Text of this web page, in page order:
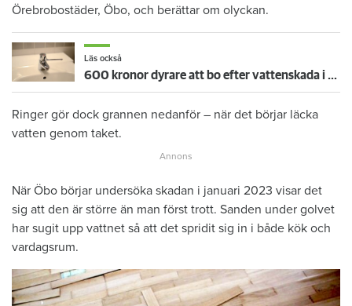
Örebrobostäder, Öbo, och berättar om olyckan.
Läs också
600 kronor dyrare att bo efter vattenskada i Varberg
Ringer gör dock grannen nedanför – när det börjar läcka
vatten genom taket.
När Öbo börjar undersöka skadan i januari 2023 visar det
sig att den är större än man först trott. Sanden under golvet
har sugit upp vattnet så att det spridit sig in i både kök och
vardagsrum.